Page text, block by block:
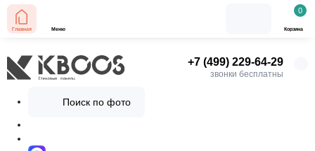
+7 (499) 229-64-29
звонки бесплатны
Поиск по фото
Главная Меню
0
Корзина